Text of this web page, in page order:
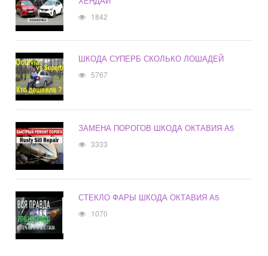
1842
ШКОДА СУПЕРБ СКОЛЬКО ЛОШАДЕЙ
5767
ЗАМЕНА ПОРОГОВ ШКОДА ОКТАВИЯ А5
3333
СТЕКЛО ФАРЫ ШКОДА ОКТАВИЯ А5
1070